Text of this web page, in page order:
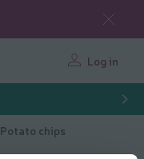
Log in
Potato chips